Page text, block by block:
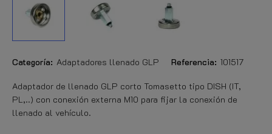
Categoría: Adaptadores llenado GLP Referencia: 101517
Adaptador de llenado GLP corto Tomasetto tipo DISH (IT,
PL,..) con conexión externa M10 para fijar la conexión de
llenado al vehículo.